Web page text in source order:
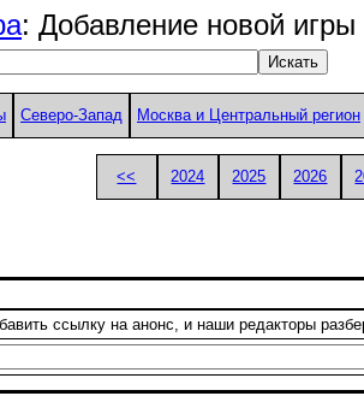
: Добавление новой игры
Северо-Запад Москва и Центральный регион
<< 2024 2025 2026
ссылку на анонс, и наши редакторы